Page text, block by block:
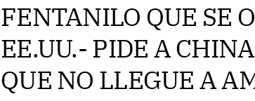
FENTANILO QUE SE
EE.UU.- PIDE A
QUE NO LLEGUE A